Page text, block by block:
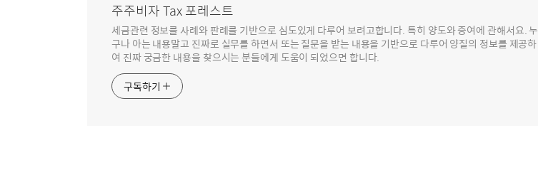
주주비자 Tax 포레스트
세금관련 정보를 사례와 판례를 기반으로 심도있게 다루어 보려고합니다. 특히 양도와 증여에 관해서요. 누
구나 아는 내용말고 진짜로 실무를 하면서 또는 질문을 받는 내용을 기반으로 다루어 양질의 정보를 제공하
여 진짜 궁금한 내용을 찾으시는 분들에게 도움이 되었으면 합니다.
구독하기